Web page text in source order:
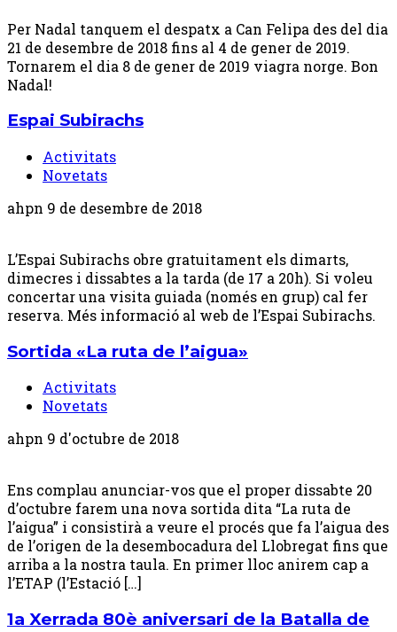
Per Nadal tanquem el despatx a Can Felipa des del dia
21 de desembre de 2018 fins al 4 de gener de 2019.
Tornarem el dia 8 de gener de 2019 viagra norge. Bon
Nadal!
Espai Subirachs
Activitats
Novetats
ahpn 9 de desembre de 2018
L’Espai Subirachs obre gratuitament els dimarts,
dimecres i dissabtes a la tarda (de 17 a 20h). Si voleu
concertar una visita guiada (només en grup) cal fer
reserva. Més informació al web de l’Espai Subirachs.
Sortida «La ruta de l’aigua»
Activitats
Novetats
ahpn 9 d'octubre de 2018
Ens complau anunciar-vos que el proper dissabte 20
d’octubre farem una nova sortida dita “La ruta de
l’aigua” i consistirà a veure el procés que fa l’aigua des
de l’origen de la desembocadura del Llobregat fins que
arriba a la nostra taula. En primer lloc anirem cap a
l’ETAP (l’Estació […]
1a Xerrada 80è aniversari de la Batalla de